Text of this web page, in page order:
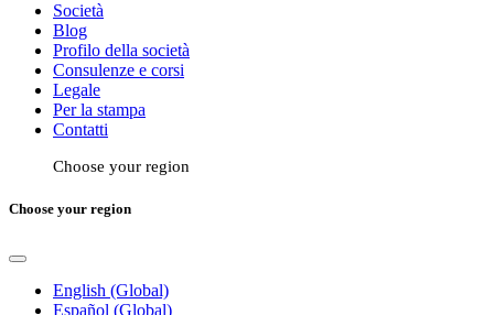
Società
Blog
Profilo della società
Consulenze e corsi
Legale
Per la stampa
Contatti
Choose your region
Choose your region
English (Global)
Español (Global)